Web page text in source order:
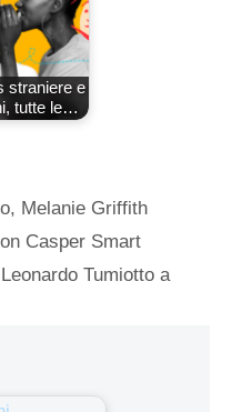
straniere e
tutte le…
, Melanie Griffith
Casper Smart
Tumiotto a